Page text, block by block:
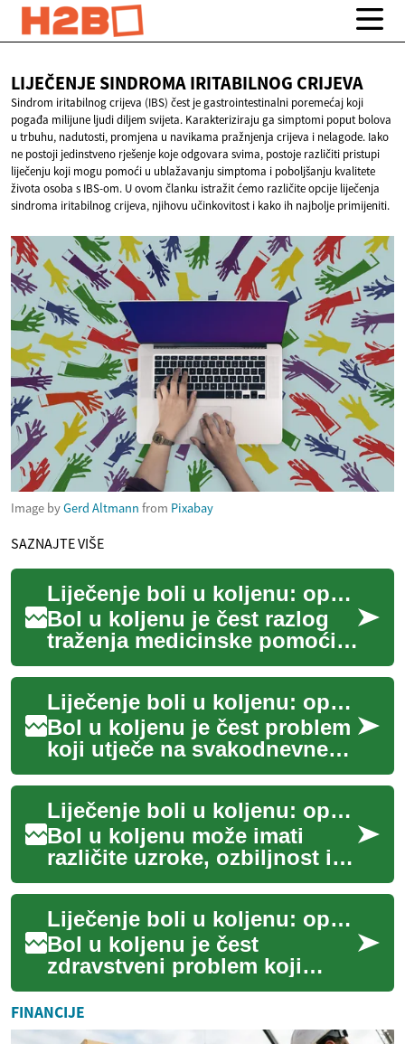
LIJEČENJE SINDROMAIRITABILNOG CRIJEVA
Sindrom iritabilnog crijeva (IBS) čest je gastrointestinalni poremećaj koji
pogađa milijune ljudi diljem svijeta. Karakteriziraju ga simptomi poput bolova
u trbuhu, nadutosti, promjena u navikama pražnjenja crijeva i nelagode. Iako
ne postoji jedinstveno rješenje koje odgovara svima, postoje različiti pristupi
liječenju koji mogu pomoći u ublažavanju simptoma i poboljšanju kvalitete
života osoba s IBS-om. U ovom članku istražit ćemo različite opcije liječenja
sindroma iritabilnog crijeva, njihovu učinkovitost i kako ih najbolje primijeniti.
Image byGerd Altmann from Pixabay
SAZNAJTE VIŠE
Liječenje boli u koljenu: opcije, injekcije i gel terapije
Bol u koljenu je čest razlog
traženja medicinske pomoći i
može nastati zbog ozljede,
artritisa, preopterećenja ili
kr...
Liječenje boli u koljenu: opcije i medicinski pristupi
Bol u koljenu je čest problem
koji utječe na svakodnevne
aktivnosti, hodanje i kvalitetu
života. Razumijevanje
dostup...
Liječenje boli u koljenu: opcije i očekivanja
Bol u koljenu može imati
različite uzroke, ozbiljnost i
trajanje. U ovom tekstu
razmatramo glavne
medicinske opcije, ...
Liječenje boli u koljenu: opcije, injekcije i gelovi
Bol u koljenu je čest
zdravstveni problem koji
može utjecati na
svakodnevne aktivnosti,
hodanje i kvalitetu života. U...
FINANCIJE